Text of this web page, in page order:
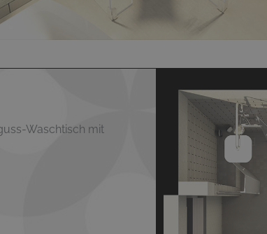
Waschtisch mit